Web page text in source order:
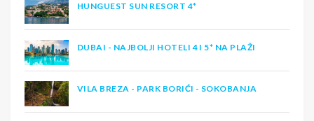
HUNGUEST SUN RESORT 4*
DUBAI - NAJBOLJI HOTELI 4 I 5* NA PLAŽI
VILA BREZA - PARK BORIĆI - SOKOBANJA